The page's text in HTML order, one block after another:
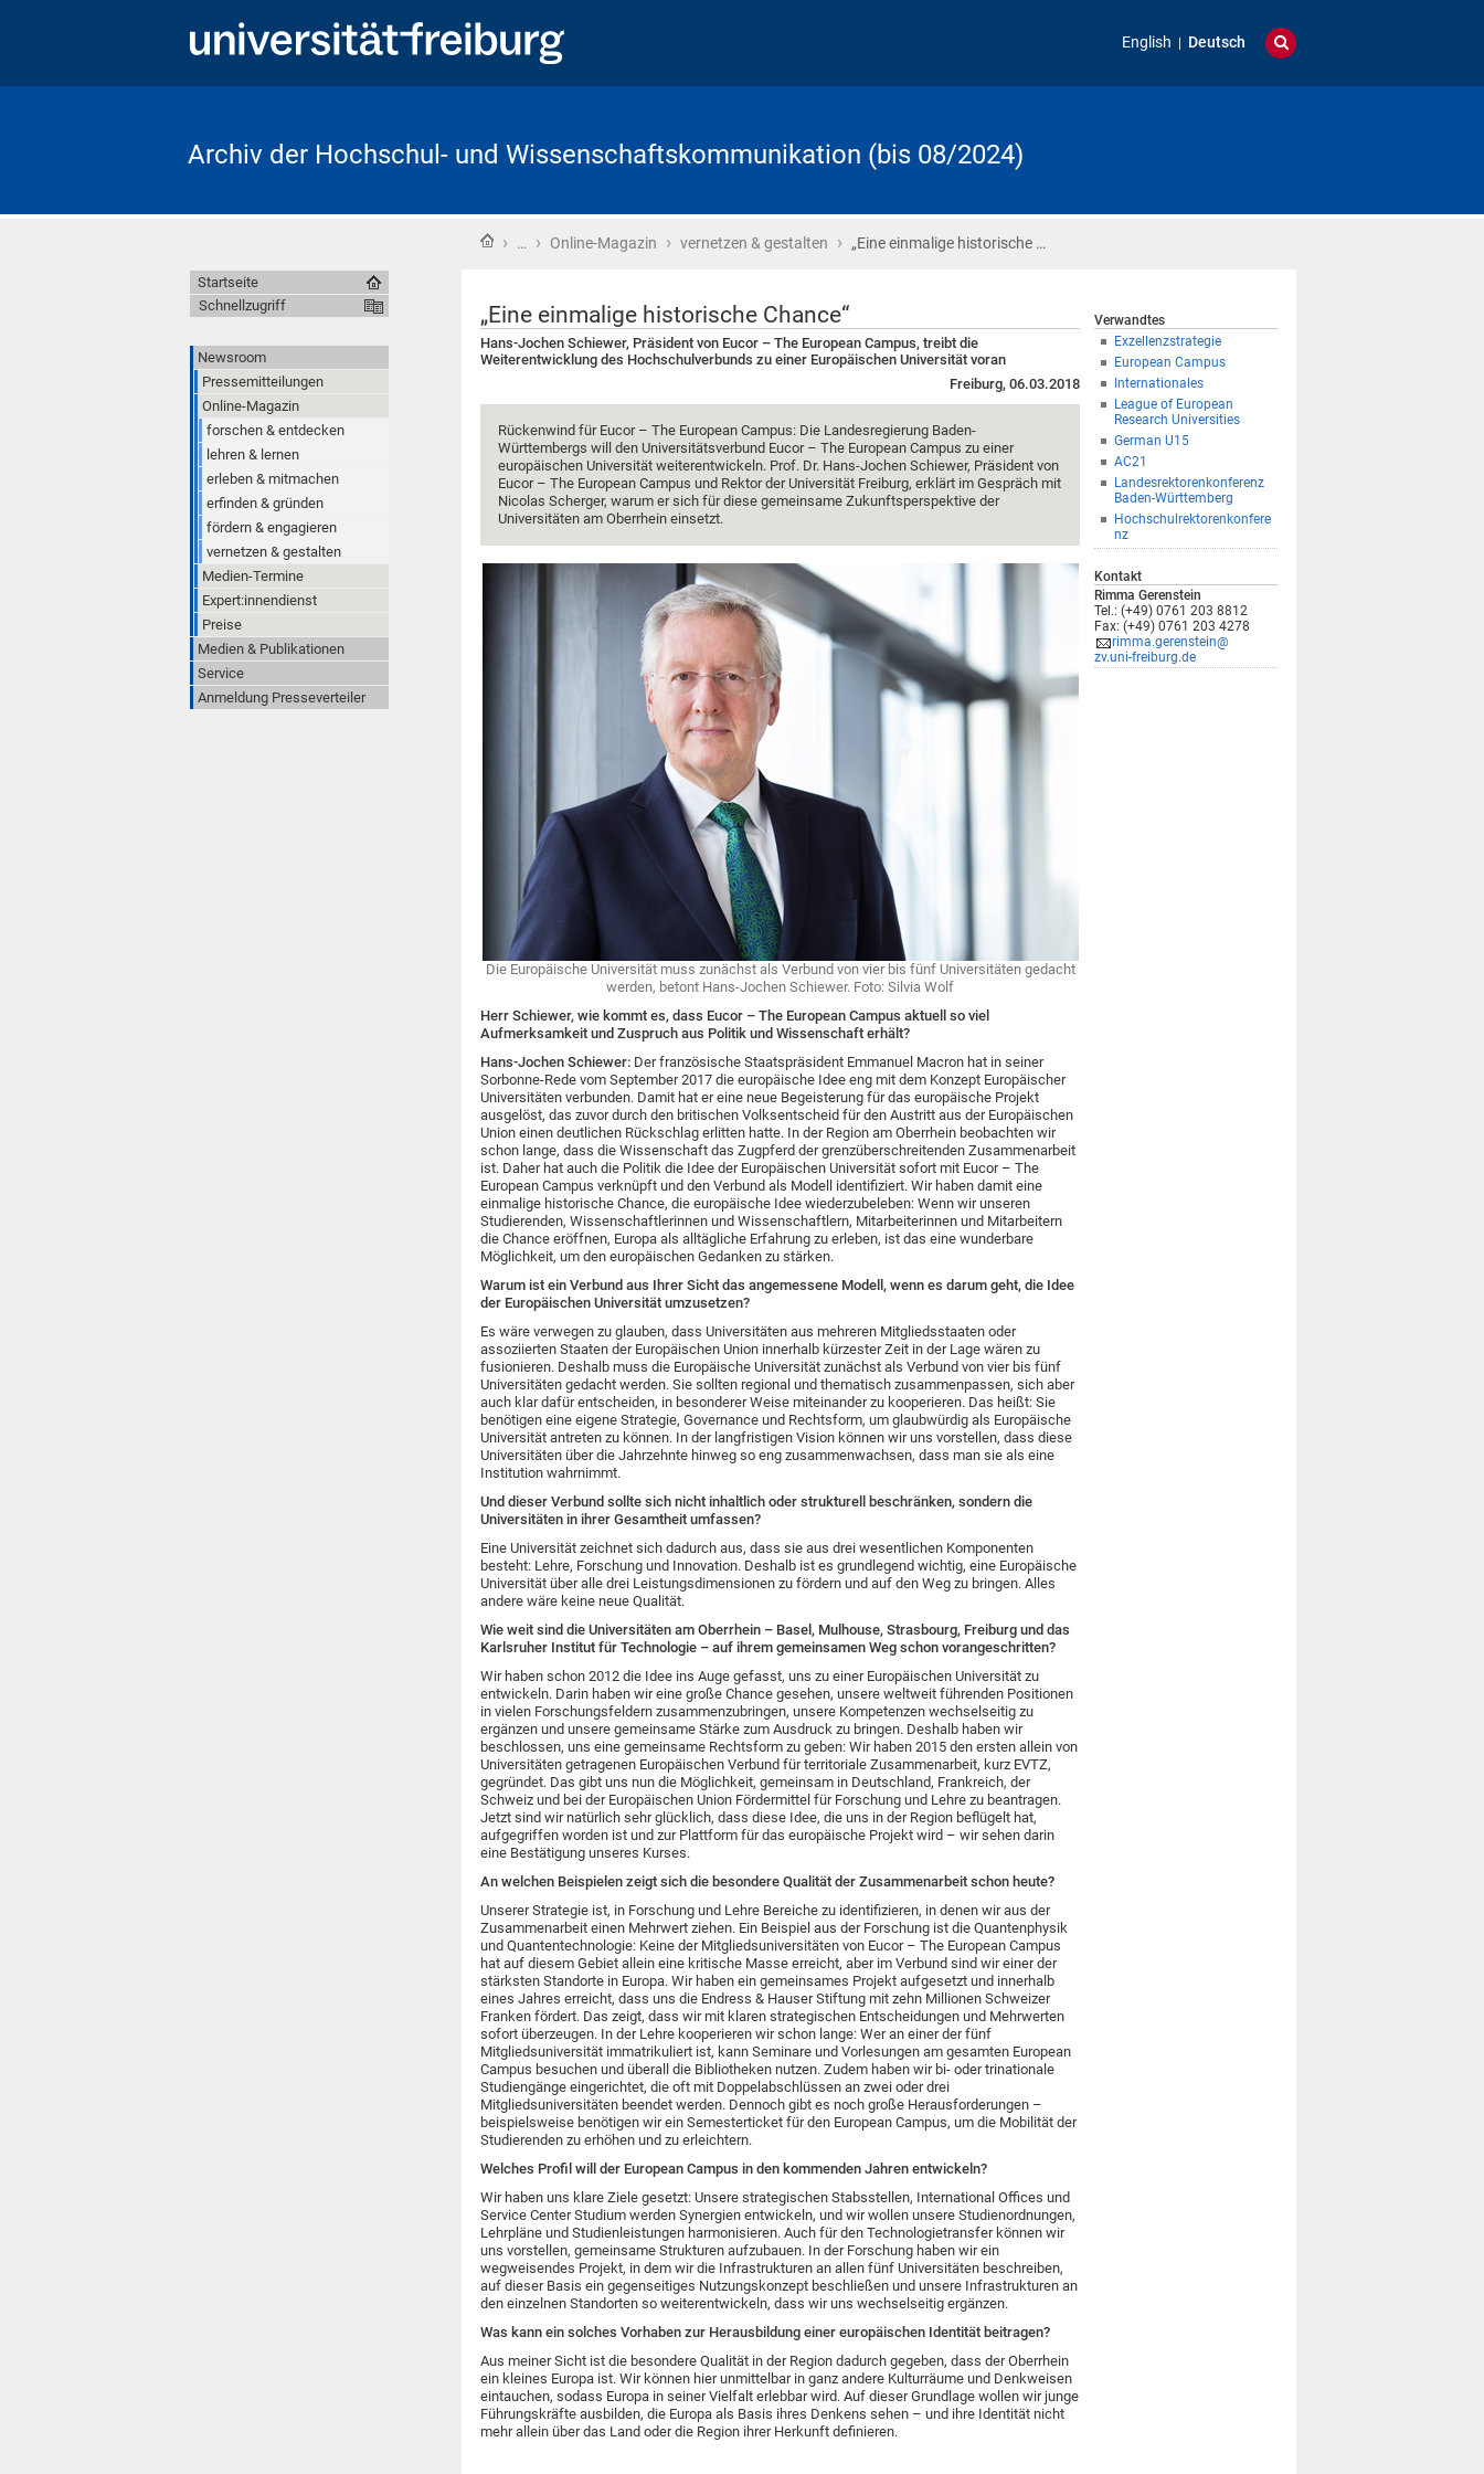
English Deutsch
Archiv der Hochschul- und Wissenschaftskommunikation (bis 08/2024)
Startseite
› … › Online-Magazin › vernetzen & gestalten › „Eine einmalige historische …
„Eine einmalige historische Chance“
Hans-Jochen Schiewer, Präsident von Eucor – The European Campus, treibt die
Weiterentwicklung des Hochschulverbunds zu einer Europäischen Universität voran
Freiburg, 06.03.2018
Rückenwind für Eucor – The European Campus: Die Landesregierung Baden-
Württembergs will den Universitätsverbund Eucor – The European Campus zu einer
europäischen Universität weiterentwickeln. Prof. Dr. Hans-Jochen Schiewer, Präsident von
Eucor – The European Campus und Rektor der Universität Freiburg, erklärt im Gespräch mit
Nicolas Scherger, warum er sich für diese gemeinsame Zukunftsperspektive der
Universitäten am Oberrhein einsetzt.
Die Europäische Universität muss zunächst als Verbund von vier bis fünf Universitäten gedacht
werden, betont Hans-Jochen Schiewer. Foto: Silvia Wolf
Herr Schiewer, wie kommt es, dass Eucor – The European Campus aktuell so viel
Aufmerksamkeit und Zuspruch aus Politik und Wissenschaft erhält?
Hans-Jochen Schiewer: Der französische Staatspräsident Emmanuel Macron hat in seiner
Sorbonne-Rede vom September 2017 die europäische Idee eng mit dem Konzept Europäischer
Universitäten verbunden. Damit hat er eine neue Begeisterung für das europäische Projekt
ausgelöst, das zuvor durch den britischen Volksentscheid für den Austritt aus der Europäischen
Union einen deutlichen Rückschlag erlitten hatte. In der Region am Oberrhein beobachten wir
schon lange, dass die Wissenschaft das Zugpferd der grenzüberschreitenden Zusammenarbeit
ist. Daher hat auch die Politik die Idee der Europäischen Universität sofort mit Eucor – The
European Campus verknüpft und den Verbund als Modell identifiziert. Wir haben damit eine
einmalige historische Chance, die europäische Idee wiederzubeleben: Wenn wir unseren
Studierenden, Wissenschaftlerinnen und Wissenschaftlern, Mitarbeiterinnen und Mitarbeitern
die Chance eröffnen, Europa als alltägliche Erfahrung zu erleben, ist das eine wunderbare
Möglichkeit, um den europäischen Gedanken zu stärken.
Warum ist ein Verbund aus Ihrer Sicht das angemessene Modell, wenn es darum geht, die Idee
der Europäischen Universität umzusetzen?
Es wäre verwegen zu glauben, dass Universitäten aus mehreren Mitgliedsstaaten oder
assoziierten Staaten der Europäischen Union innerhalb kürzester Zeit in der Lage wären zu
fusionieren. Deshalb muss die Europäische Universität zunächst als Verbund von vier bis fünf
Universitäten gedacht werden. Sie sollten regional und thematisch zusammenpassen, sich aber
auch klar dafür entscheiden, in besonderer Weise miteinander zu kooperieren. Das heißt: Sie
benötigen eine eigene Strategie, Governance und Rechtsform, um glaubwürdig als Europäische
Universität antreten zu können. In der langfristigen Vision können wir uns vorstellen, dass diese
Universitäten über die Jahrzehnte hinweg so eng zusammenwachsen, dass man sie als eine
Institution wahrnimmt.
Und dieser Verbund sollte sich nicht inhaltlich oder strukturell beschränken, sondern die
Universitäten in ihrer Gesamtheit umfassen?
Eine Universität zeichnet sich dadurch aus, dass sie aus drei wesentlichen Komponenten
besteht: Lehre, Forschung und Innovation. Deshalb ist es grundlegend wichtig, eine Europäische
Universität über alle drei Leistungsdimensionen zu fördern und auf den Weg zu bringen. Alles
andere wäre keine neue Qualität.
Wie weit sind die Universitäten am Oberrhein – Basel, Mulhouse, Strasbourg, Freiburg und das
Karlsruher Institut für Technologie – auf ihrem gemeinsamen Weg schon vorangeschritten?
Wir haben schon 2012 die Idee ins Auge gefasst, uns zu einer Europäischen Universität zu
entwickeln. Darin haben wir eine große Chance gesehen, unsere weltweit führenden Positionen
in vielen Forschungsfeldern zusammenzubringen, unsere Kompetenzen wechselseitig zu
ergänzen und unsere gemeinsame Stärke zum Ausdruck zu bringen. Deshalb haben wir
beschlossen, uns eine gemeinsame Rechtsform zu geben: Wir haben 2015 den ersten allein von
Universitäten getragenen Europäischen Verbund für territoriale Zusammenarbeit, kurz EVTZ,
gegründet. Das gibt uns nun die Möglichkeit, gemeinsam in Deutschland, Frankreich, der
Schweiz und bei der Europäischen Union Fördermittel für Forschung und Lehre zu beantragen.
Jetzt sind wir natürlich sehr glücklich, dass diese Idee, die uns in der Region beflügelt hat,
aufgegriffen worden ist und zur Plattform für das europäische Projekt wird – wir sehen darin
eine Bestätigung unseres Kurses.
An welchen Beispielen zeigt sich die besondere Qualität der Zusammenarbeit schon heute?
Unserer Strategie ist, in Forschung und Lehre Bereiche zu identifizieren, in denen wir aus der
Zusammenarbeit einen Mehrwert ziehen. Ein Beispiel aus der Forschung ist die Quantenphysik
und Quantentechnologie: Keine der Mitgliedsuniversitäten von Eucor – The European Campus
hat auf diesem Gebiet allein eine kritische Masse erreicht, aber im Verbund sind wir einer der
stärksten Standorte in Europa. Wir haben ein gemeinsames Projekt aufgesetzt und innerhalb
eines Jahres erreicht, dass uns die Endress & Hauser Stiftung mit zehn Millionen Schweizer
Franken fördert. Das zeigt, dass wir mit klaren strategischen Entscheidungen und Mehrwerten
sofort überzeugen. In der Lehre kooperieren wir schon lange: Wer an einer der fünf
Mitgliedsuniversität immatrikuliert ist, kann Seminare und Vorlesungen am gesamten European
Campus besuchen und überall die Bibliotheken nutzen. Zudem haben wir bi- oder trinationale
Studiengänge eingerichtet, die oft mit Doppelabschlüssen an zwei oder drei
Mitgliedsuniversitäten beendet werden. Dennoch gibt es noch große Herausforderungen –
beispielsweise benötigen wir ein Semesterticket für den European Campus, um die Mobilität der
Studierenden zu erhöhen und zu erleichtern.
Welches Profil will der European Campus in den kommenden Jahren entwickeln?
Wir haben uns klare Ziele gesetzt: Unsere strategischen Stabsstellen, International Offices und
Service Center Studium werden Synergien entwickeln, und wir wollen unsere Studienordnungen,
Lehrpläne und Studienleistungen harmonisieren. Auch für den Technologietransfer können wir
uns vorstellen, gemeinsame Strukturen aufzubauen. In der Forschung haben wir ein
wegweisendes Projekt, in dem wir die Infrastrukturen an allen fünf Universitäten beschreiben,
auf dieser Basis ein gegenseitiges Nutzungskonzept beschließen und unsere Infrastrukturen an
den einzelnen Standorten so weiterentwickeln, dass wir uns wechselseitig ergänzen.
Was kann ein solches Vorhaben zur Herausbildung einer europäischen Identität beitragen?
Aus meiner Sicht ist die besondere Qualität in der Region dadurch gegeben, dass der Oberrhein
ein kleines Europa ist. Wir können hier unmittelbar in ganz andere Kulturräume und Denkweisen
eintauchen, sodass Europa in seiner Vielfalt erlebbar wird. Auf dieser Grundlage wollen wir junge
Führungskräfte ausbilden, die Europa als Basis ihres Denkens sehen – und ihre Identität nicht
mehr allein über das Land oder die Region ihrer Herkunft definieren.
Verwandtes
Exzellenzstrategie
European Campus
Internationales
League of European
Research Universities
German U15
AC21
Landesrektorenkonferenz
Baden-Württemberg
Hochschulrektorenkonfere
nz
Kontakt
Rimma Gerenstein
Tel.: (+49) 0761 203 8812
Fax: (+49) 0761 203 4278
rimma.gerenstein@
zv.uni-freiburg.de
Startseite
Schnellzugriff
Newsroom
Pressemitteilungen
Online-Magazin
forschen & entdecken
lehren & lernen
erleben & mitmachen
erfinden & gründen
fördern & engagieren
vernetzen & gestalten
Medien-Termine
Expert:innendienst
Preise
Medien & Publikationen
Service
Anmeldung Presseverteiler